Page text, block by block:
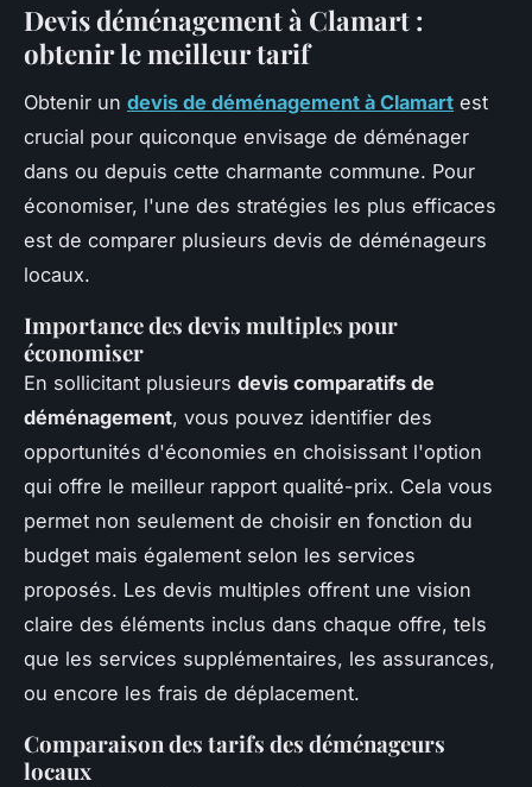
Devis déménagement à Clamart :
obtenir le meilleur tarif
Obtenir un devis de déménagement à Clamart est
crucial pour quiconque envisage de déménager
dans ou depuis cette charmante commune. Pour
économiser, l'une des stratégies les plus efficaces
est de comparer plusieurs devis de déménageurs
locaux.
Importance des devis multiples pour
économiser
En sollicitant plusieurs devis comparatifs de
déménagement, vous pouvez identifier des
opportunités d'économies en choisissant l'option
qui offre le meilleur rapport qualité-prix. Cela vous
permet non seulement de choisir en fonction du
budget mais également selon les services
proposés. Les devis multiples offrent une vision
claire des éléments inclus dans chaque offre, tels
que les services supplémentaires, les assurances,
ou encore les frais de déplacement.
Comparaison des tarifs des déménageurs
locaux